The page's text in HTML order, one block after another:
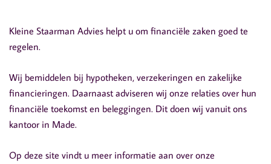
Kleine Staarman Advies helpt u om financiële zaken goed te
regelen.
Wij bemiddelen bij hypotheken, verzekeringen en zakelijke
financieringen. Daarnaast adviseren wij onze relaties over hun
financiële toekomst en beleggingen. Dit doen wij vanuit ons
kantoor in Made.
Op deze site vindt u meer informatie aan over onze